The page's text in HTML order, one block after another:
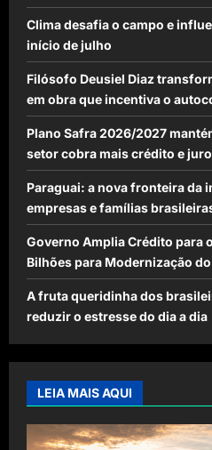
Clima desafia o campo e
início de julho
Filósofo Deusiel Diaz
em obra que incentiva o
Plano Safra 2026/2027
setor cobra mais crédito e
Paraguai: a nova fronteira da
empresas e famílias
Governo Amplia Crédito para
Bilhões para Modernização
A fruta queridinha dos
reduzir o estresse do dia a dia
LEIA MAIS AQUI